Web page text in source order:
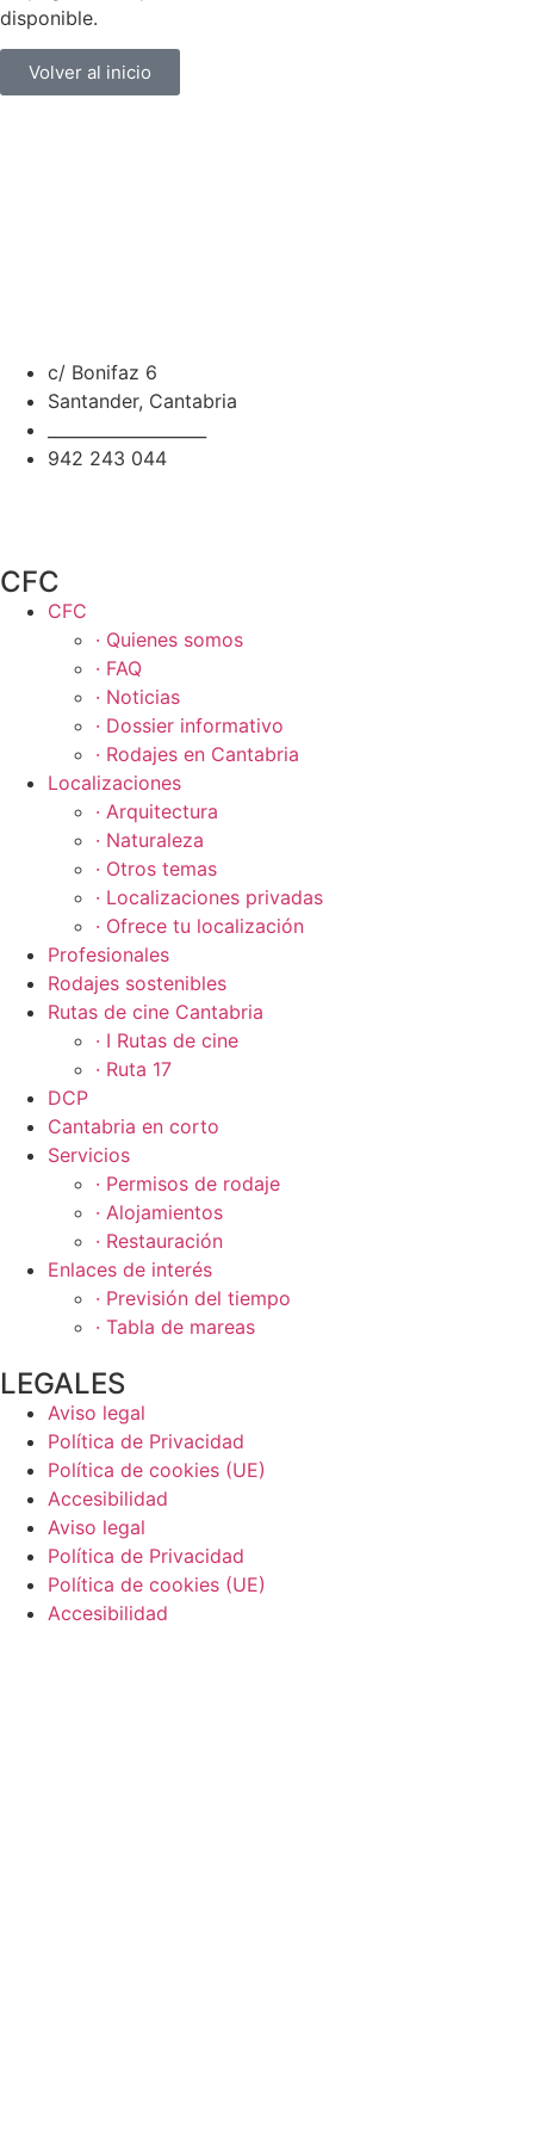
disponible.
Volver al inicio
c/ Bonifaz 6
Santander, Cantabria
942 243 044
CFC
CFC
· Quienes somos
· FAQ
· Noticias
· Dossier informativo
· Rodajes en Cantabria
Localizaciones
· Arquitectura
· Naturaleza
· Otros temas
· Localizaciones privadas
· Ofrece tu localización
Profesionales
Rodajes sostenibles
Rutas de cine Cantabria
· I Rutas de cine
· Ruta 17
DCP
Cantabria en corto
Servicios
· Permisos de rodaje
· Alojamientos
· Restauración
Enlaces de interés
· Previsión del tiempo
· Tabla de mareas
LEGALES
Aviso legal
Política de Privacidad
Política de cookies (UE)
Accesibilidad
Aviso legal
Política de Privacidad
Política de cookies (UE)
Accesibilidad